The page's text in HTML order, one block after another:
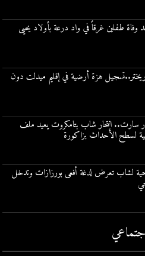
وفاة طفلين غرقاً في واد درعة بأولاد يحيى
سلم ريختر..تسجيل هزة أرضية في إقليم ميدلت دون
سارت.. انتحار شاب بتامكروت يعيد ملف
لسطح الأحداث بزاكورة
لشاب تعرض لدغة أفعى بورزازات وتدخل